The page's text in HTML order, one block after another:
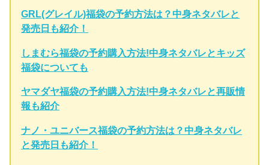
GRL(グレイル)福袋の予約方法は？中身ネタバレと
発売日も紹介！
しまむら福袋の予約購入方法!中身ネタバレとキッズ
福袋についても
ヤマダヤ福袋の予約購入方法!中身ネタバレと再販情
報も紹介
ナノ・ユニバース福袋の予約方法は？中身ネタバレ
と発売日も紹介！